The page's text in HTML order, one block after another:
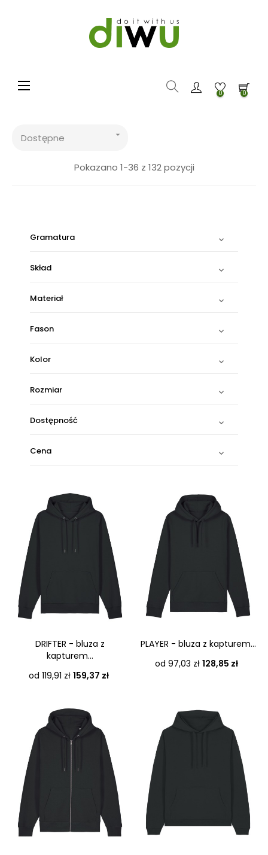
Toggle navigation
☰ 0 0
Dostępne 
Pokazano 1-36 z 132 pozycji
Gramatura 
Skład 
Materiał 
Fason 
Kolor 
Rozmiar 
Dostępność 
Cena 
DRIFTER - bluza z
kapturem...
od 119,91 zł Cena
159,37 zł
PLAYER - bluza z kapturem...
od 97,03 zł Cena
128,85 zł